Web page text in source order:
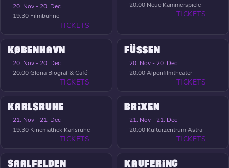
20. Nov - 20. Dec
19:30 Filmbühne
TICKETS
20:00 Neue Kammerspiele
TICKETS
KØBENHAVN
20. Nov - 20. Dec
20:00Gloria Biograf & Café
TICKETS
FÜSSEN
20. Nov - 20. Dec
20:00Alpenfilmtheater
TICKETS
KARLSRUHE
21. Nov - 21. Dec
19:30 Kinemathek Karlsruhe
TICKETS
BRIXEN
21. Nov - 21. Dec
20:00 Kulturzentrum Astra
TICKETS
SAALFELDEN KAUFERING